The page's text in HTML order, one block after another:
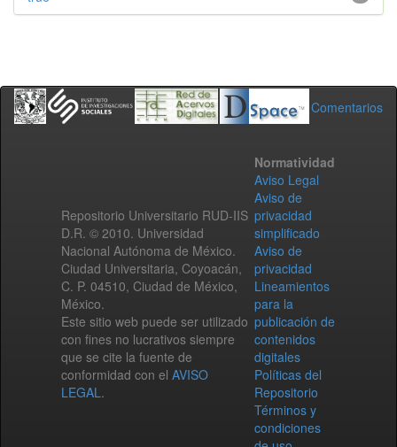
Comentarios
Repositorio Universitario RUD-IIS
D.R. © 2010. Universidad
Nacional Autónoma de México.
Ciudad Universitaria, Coyoacán,
C. P. 04510, Ciudad de México,
México.
Este sitio web puede ser utilizado
con fines no lucrativos siempre
que se cite la fuente de
conformidad con el AVISO
LEGAL.
Normatividad
Aviso Legal
Aviso de
privacidad
simplificado
Aviso de
privacidad
Lineamientos
para la
publicación de
contenidos
digitales
Políticas del
Repositorio
Términos y
condiciones